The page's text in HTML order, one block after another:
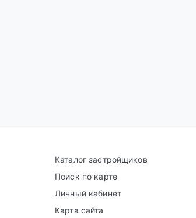
Каталог застройщиков
Поиск по карте
Личный кабинет
Карта сайта